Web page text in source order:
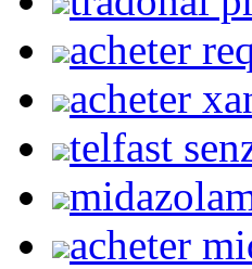
acheter
acheter
telfast
acheter